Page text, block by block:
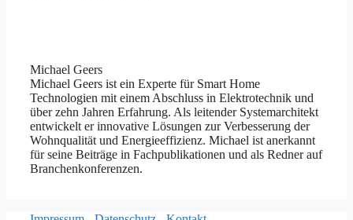
Michael Geers
Michael Geers ist ein Experte für Smart Home
Technologien mit einem Abschluss in Elektrotechnik und
über zehn Jahren Erfahrung. Als leitender Systemarchitekt
entwickelt er innovative Lösungen zur Verbesserung der
Wohnqualität und Energieeffizienz. Michael ist anerkannt
für seine Beiträge in Fachpublikationen und als Redner auf
Branchenkonferenzen.